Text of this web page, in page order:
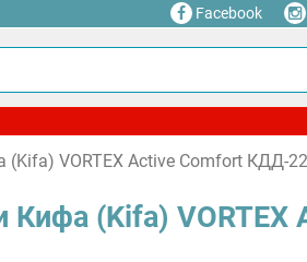
Facebook
VORTEX Active Comfort КДД-
(Kifa)